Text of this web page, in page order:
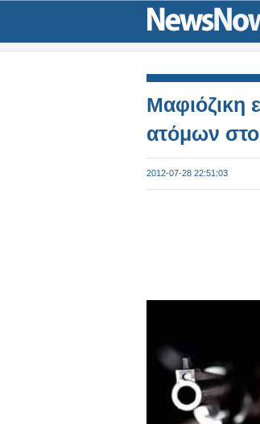
Μαφιόζικη
ατόμων
2012-07-28 22:51:03